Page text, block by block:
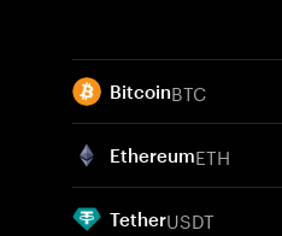
BitcoinBTC
EthereumETH
TetherUSDT